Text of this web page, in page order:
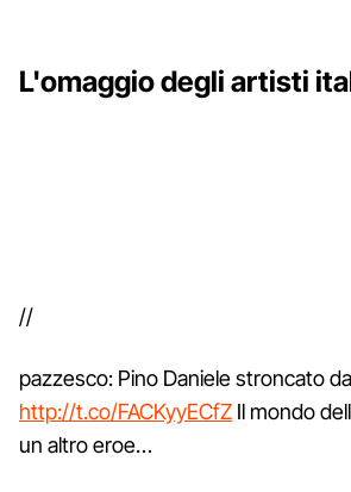
L'omaggio degli artisti
//
pazzesco: Pino Daniele stroncato
http://t.co/FACKyyECfZ Il mondo
un altro eroe…